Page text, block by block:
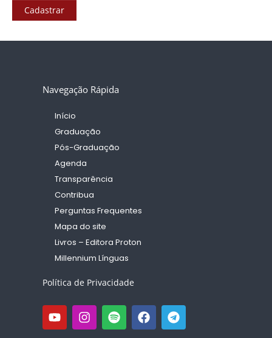
Cadastrar
Navegação Rápida
Início
Graduação
Pós-Graduação
Agenda
Transparência
Contribua
Perguntas Frequentes
Mapa do site
Livros – Editora Proton
Millennium Línguas
Política de Privacidade